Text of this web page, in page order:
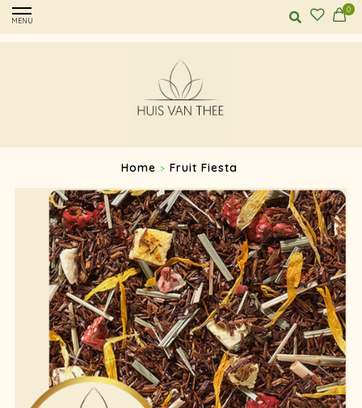
MENU
0
Home > Fruit Fiesta